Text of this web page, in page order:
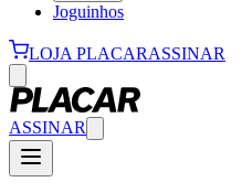
Joguinhos
LOJA PLACARASSINAR
ASSINAR